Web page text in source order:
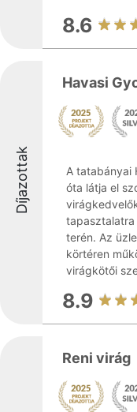
8.6
Díjazottak
Havasi
A tatabányai
óta látja el
terén. Az
körtéren
virágkötői
8.9
Reni virág